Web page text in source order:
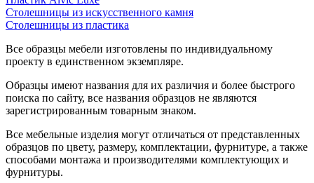
Столешницы из искусственного камня
Столешницы из пластика
Все образцы мебели изготовлены по индивидуальному
проекту в единственном экземпляре.
Образцы имеют названия для их различия и более быстрого
поиска по сайту, все названия образцов не являются
зарегистрированным товарным знаком.
Все мебельные изделия могут отличаться от представленных
образцов по цвету, размеру, комплектации, фурнитуре, а также
способами монтажа и производителями комплектующих и
фурнитуры.